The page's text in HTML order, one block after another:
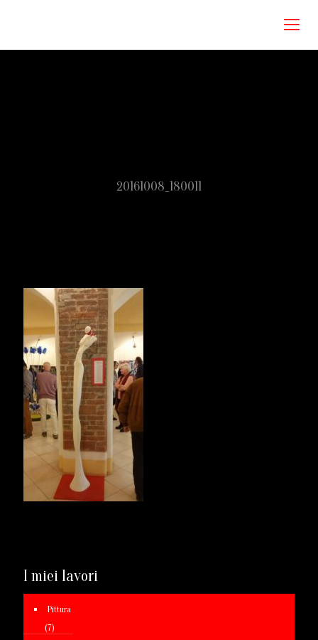
20161008_180011
I miei lavori
Pittura
(7)